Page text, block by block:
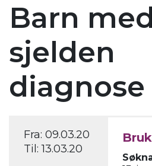
Barn
sjelden
diagnose
Fra: 09.03.20
Til:13.03.20